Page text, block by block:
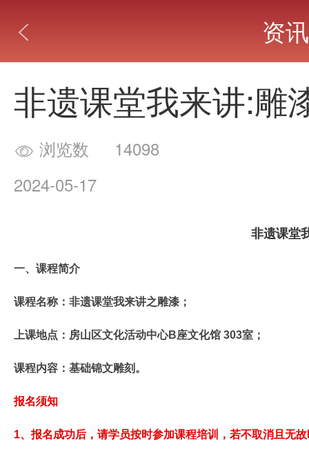
 资
非遗课堂我来讲:雕
 浏览数
14098
2024-05-17
非遗课堂
一、课程简介
课程名称：非遗课堂我来讲之雕漆；
上课地点：房山区文化活动中心B座文化馆 303室；
课程内容：基础锦文雕刻。
报名须知
1、报名成功后，请学员按时参加课程培训，若不取消且无